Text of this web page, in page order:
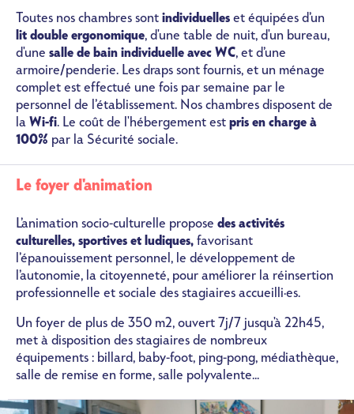
Toutes nos chambres sont individuelles et équipées d’un
lit double ergonomique, d'une table de nuit, d'un bureau,
d'une salle de bain individuelle avec WC, et d’une
armoire/penderie. Les draps sont fournis, et un ménage
complet est effectué une fois par semaine par le
personnel de l’établissement. Nos chambres disposent de
la Wi-fi. Le coût de l'hébergement est pris en charge à
100% par la Sécurité sociale.
Le foyer d'animation
L’animation socio-culturelle propose des activités
culturelles, sportives et ludiques, favorisant
l’épanouissement personnel, le développement de
l’autonomie, la citoyenneté, pour améliorer la réinsertion
professionnelle et sociale des stagiaires accueilli·es.
Un foyer de plus de 350 m2, ouvert 7j/7 jusqu'à 22h45,
met à disposition des stagiaires de nombreux
équipements : billard, baby-foot, ping-pong, médiathèque,
salle de remise en forme, salle polyvalente...
Image